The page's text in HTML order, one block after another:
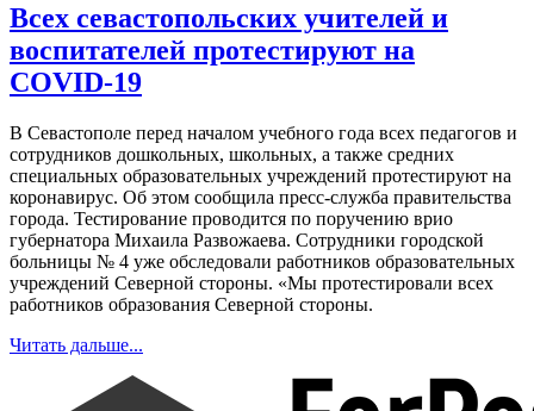
Всех севастопольских учителей и
воспитателей протестируют на
COVID-19
В Севастополе перед началом учебного года всех педагогов и
сотрудников дошкольных, школьных, а также средних
специальных образовательных учреждений протестируют на
коронавирус. Об этом сообщила пресс-служба правительства
города. Тестирование проводится по поручению врио
губернатора Михаила Развожаева. Сотрудники городской
больницы № 4 уже обследовали работников образовательных
учреждений Северной стороны. «Мы протестировали всех
работников образования Северной стороны.
Читать дальше...